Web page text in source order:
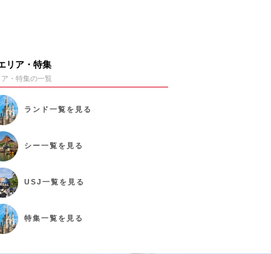
リア・特集
・特集の一覧
ランド 一覧を見る
シー一覧を見る
USJ 一覧を見る
特集一覧を見る